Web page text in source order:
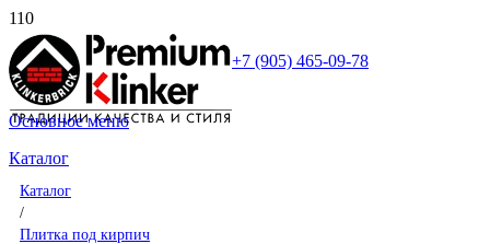
+7 (905) 465-09-78
Основное меню
Каталог
Каталог
/
Плитка под кирпич